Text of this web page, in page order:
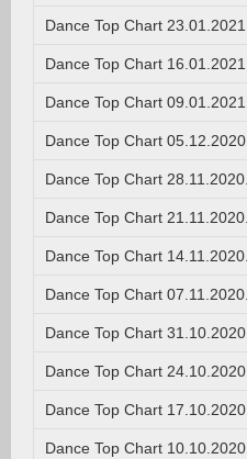
Dance Top Chart 23.01.2021.
Dance Top Chart 16.01.2021.
Dance Top Chart 09.01.2021.
Dance Top Chart 05.12.2020.
Dance Top Chart 28.11.2020.
Dance Top Chart 21.11.2020.
Dance Top Chart 14.11.2020.
Dance Top Chart 07.11.2020.
Dance Top Chart 31.10.2020.
Dance Top Chart 24.10.2020.
Dance Top Chart 17.10.2020.
Dance Top Chart 10.10.2020.